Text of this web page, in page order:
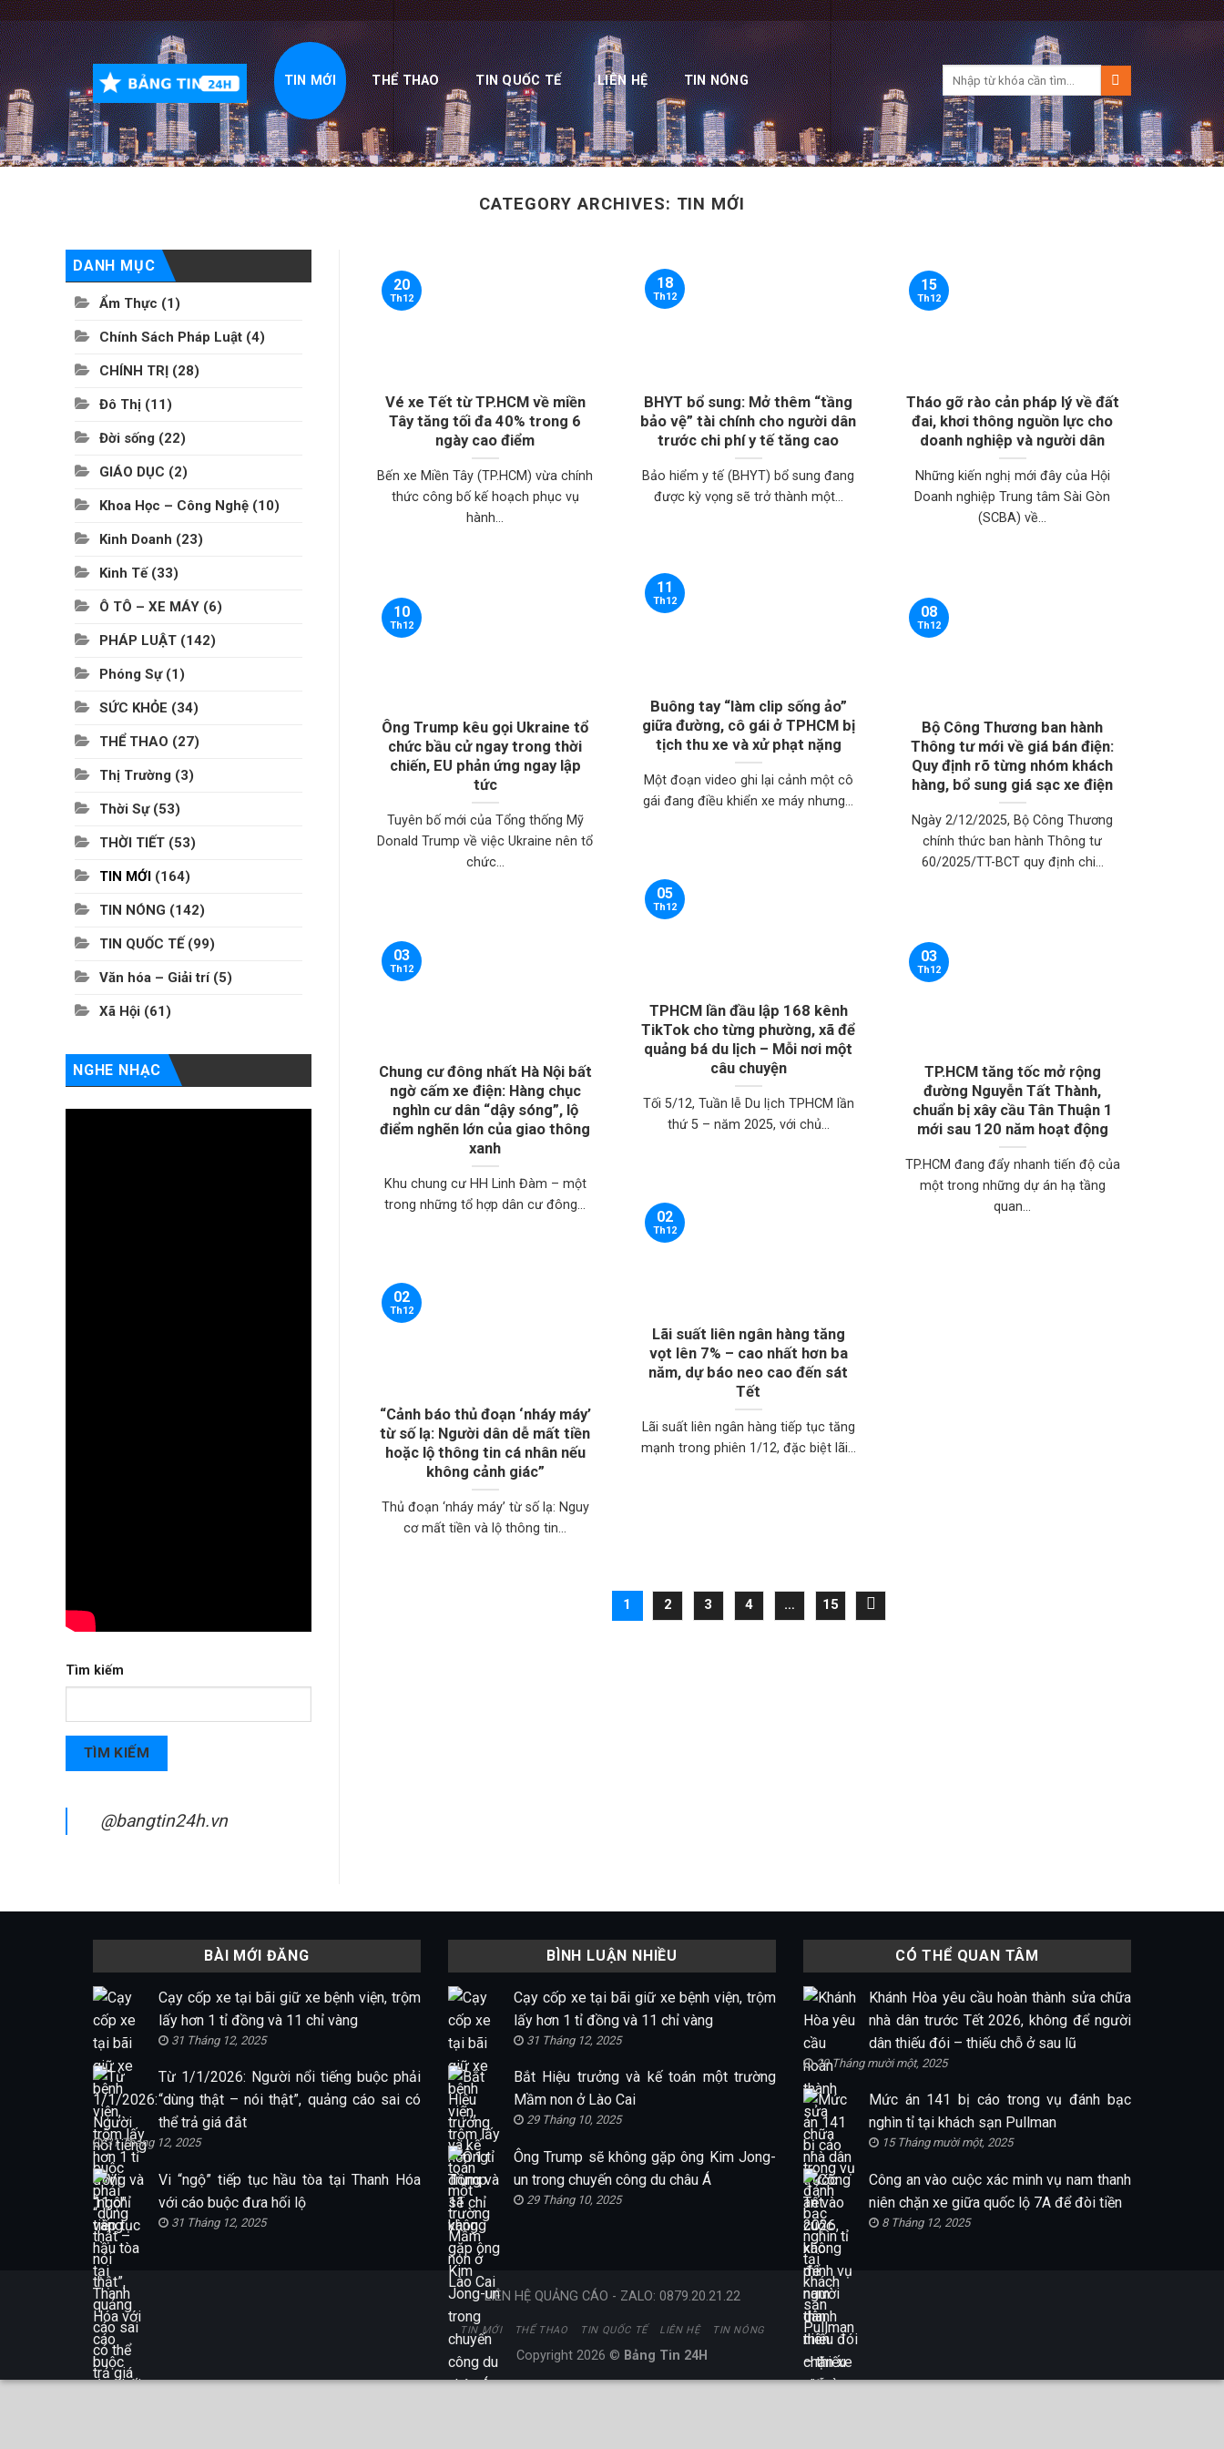
Skip
to
content
TIN MỚI THỂ THAO TIN QUỐC TẾ LIÊN HỆ TIN NÓNG
CATEGORY ARCHIVES: TIN MỚI
DANH MỤC
Ẩm Thực (1)
Chính Sách Pháp Luật (4)
CHÍNH TRỊ (28)
Đô Thị (11)
Đời sống (22)
GIÁO DỤC (2)
Khoa Học – Công Nghệ (10)
Kinh Doanh (23)
Kinh Tế(33)
Ô TÔ – XE MÁY (6)
PHÁP LUẬT (142)
Phóng Sự(1)
SỨC KHỎE (34)
THỂ THAO (27)
Thị Trường (3)
Thời Sự(53)
THỜI TIẾT (53)
TIN MỚI (164)
TIN NÓNG (142)
TIN QUỐC TẾ (99)
Văn hóa – Giải trí(5)
Xã Hội (61)
NGHE NHẠC
Tìm kiếm
TÌM KIẾM
@bangtin24h.vn
Vé xe Tết từ TP.HCM về miền
Tây tăng tối đa 40% trong 6
ngày cao điểm
Bến xe Miền Tây (TP.HCM) vừa chính
thức công bố kế hoạch phục vụ
hành...
20
Th12
BHYT bổ sung: Mở thêm “tầng
bảo vệ” tài chính cho người dân
trước chi phí y tế tăng cao
Bảo hiểm y tế (BHYT) bổ sung đang
được kỳ vọng sẽ trở thành một...
18
Th12
Tháo gỡ rào cản pháp lý về đất
đai, khơi thông nguồn lực cho
doanh nghiệp và người dân
Những kiến nghị mới đây của Hội
Doanh nghiệp Trung tâm Sài Gòn
(SCBA) về...
15
Th12
Buông tay “làm clip sống ảo”
giữa đường, cô gái ở TPHCM bị
tịch thu xe và xử phạt nặng
Một đoạn video ghi lại cảnh một cô
gái đang điều khiển xe máy nhưng...
11
Th12
Ông Trump kêu gọi Ukraine tổ
chức bầu cử ngay trong thời
chiến, EU phản ứng ngay lập
tức
Tuyên bố mới của Tổng thống Mỹ
Donald Trump về việc Ukraine nên tổ
chức...
10
Th12
Bộ Công Thương ban hành
Thông tư mới về giá bán điện:
Quy định rõ từng nhóm khách
hàng, bổ sung giá sạc xe điện
Ngày 2/12/2025, Bộ Công Thương
chính thức ban hành Thông tư
60/2025/TT-BCT quy định chi...
08
Th12
TPHCM lần đầu lập 168 kênh
TikTok cho từng phường, xã để
quảng bá du lịch – Mỗi nơi một
câu chuyện
Tối 5/12, Tuần lễ Du lịch TPHCM lần
thứ 5 – năm 2025, với chủ...
05
Th12
Chung cư đông nhất Hà Nội bất
ngờ cấm xe điện: Hàng chục
nghìn cư dân “dậy sóng”, lộ
điểm nghẽn lớn của giao thông
xanh
Khu chung cư HH Linh Đàm – một
trong những tổ hợp dân cư đông...
03
Th12
TP.HCM tăng tốc mở rộng
đường Nguyễn Tất Thành,
chuẩn bị xây cầu Tân Thuận 1
mới sau 120 năm hoạt động
TP.HCM đang đẩy nhanh tiến độ của
một trong những dự án hạ tầng
quan...
03
Th12
Lãi suất liên ngân hàng tăng
vọt lên 7% – cao nhất hơn ba
năm, dự báo neo cao đến sát
Tết
Lãi suất liên ngân hàng tiếp tục tăng
mạnh trong phiên 1/12, đặc biệt lãi...
02
Th12
“Cảnh báo thủ đoạn ‘nháy máy’
từ số lạ: Người dân dễ mất tiền
hoặc lộ thông tin cá nhân nếu
không cảnh giác”
Thủ đoạn ‘nháy máy’ từ số lạ: Nguy
cơ mất tiền và lộ thông tin...
02
Th12
1 2 3 4 … 15
BÀI MỚI ĐĂNG
Cạy cốp xe tại bãi giữ xe bệnh viện, trộm
lấy hơn 1 tỉ đồng và 11 chỉ vàng
31 Tháng 12, 2025
Từ 1/1/2026: Người nổi tiếng buộc phải
“dùng thật – nói thật”, quảng cáo sai có
thể trả giá đắt
31 Tháng 12, 2025
Vi “ngộ” tiếp tục hầu tòa tại Thanh Hóa
với cáo buộc đưa hối lộ
31 Tháng 12, 2025
BÌNH LUẬN NHIỀU
Cạy cốp xe tại bãi giữ xe bệnh viện, trộm
lấy hơn 1 tỉ đồng và 11 chỉ vàng
31 Tháng 12, 2025
Bắt Hiệu trưởng và kế toán một trường
Mầm non ở Lào Cai
29 Tháng 10, 2025
Ông Trump sẽ không gặp ông Kim Jong-
un trong chuyến công du châu Á
29 Tháng 10, 2025
CÓ THỂ QUAN TÂM
Khánh Hòa yêu cầu hoàn thành sửa chữa
nhà dân trước Tết 2026, không để người
dân thiếu đói – thiếu chỗ ở sau lũ
29 Tháng mười một, 2025
Mức án 141 bị cáo trong vụ đánh bạc
nghìn tỉ tại khách sạn Pullman
15 Tháng mười một, 2025
Công an vào cuộc xác minh vụ nam thanh
niên chặn xe giữa quốc lộ 7A để đòi tiền
8 Tháng 12, 2025
LIÊN HỆ QUẢNG CÁO - ZALO: 0879.20.21.22
TIN MỚI THỂ THAO TIN QUỐC TẾ LIÊN HỆ TIN NÓNG
Copyright 2026 © Bảng Tin 24H